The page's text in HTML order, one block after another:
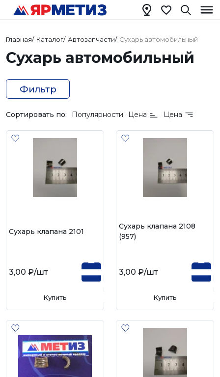
Главная/ Каталог/ Автозапчасти/ Сухарь автомобильный
Сухарь автомобильный
Фильтр
Сортировать по: Популярности Цена Цена
Сухарь клапана 2101
3,00 ₽/шт
Купить
Сухарь клапана 2108
(957)
3,00 ₽/шт
Купить